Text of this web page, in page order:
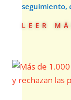
seguimiento,
leer